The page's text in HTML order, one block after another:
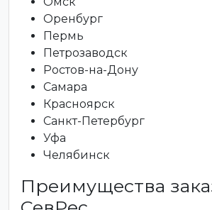
Оренбург
Пермь
Петрозаводск
Ростов-на-Дону
Самара
Красноярск
Санкт-Петербург
Уфа
Челябинск
Преимущества